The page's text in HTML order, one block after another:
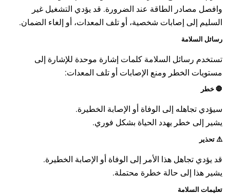
وافصل مصادر الطاقة عند الضرورة. قد يؤدي التشغيل غير
السليم إلى إصابات شخصية، أو تلف المعدات، أو إلغاء الضمان.
رسائل السلامة
تستخدم رسائل السلامة كلمات إشارة موحدة للإشارة إلى
مستويات الخطر ومنع الإصابات أو تلف المعدات:
🛑 خطر
سيؤدي تجاهله إلى الوفاة أو الإصابة الخطيرة.
يشير إلى خطر يهدد الحياة بشكل فوري.
⚠️ تحذير
قد يؤدي تجاهل هذا الأمر إلى الوفاة أو الإصابة الخطيرة.
يشير هذا إلى حالة خطرة محتملة.
تعليمات السلامة